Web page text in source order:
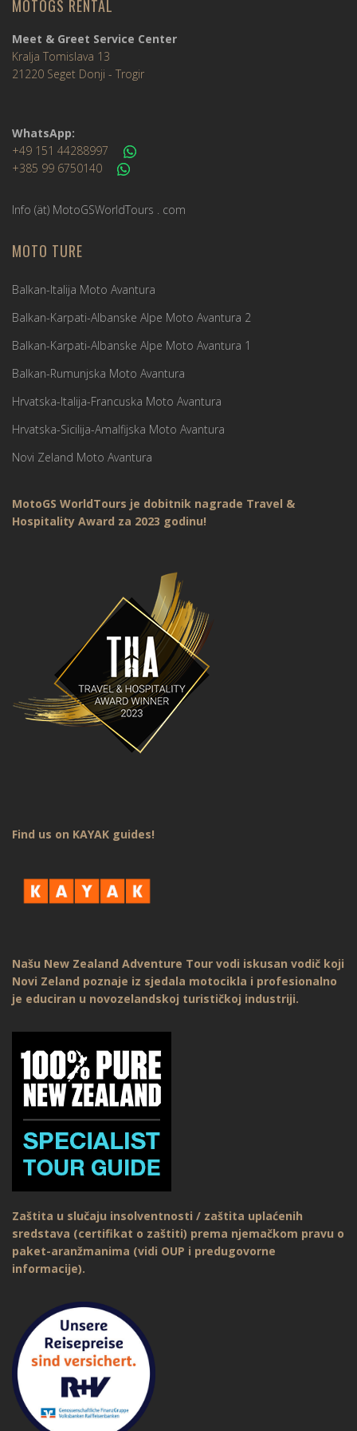
MOTOGS RENTAL
Meet & Greet Service Center
Kralja Tomislava 13
21220 Seget Donji - Trogir
WhatsApp:
+49 151 44288997
+385 99 6750140
Info (ät) MotoGSWorldTours . com
MOTO TURE
Balkan-Italija Moto Avantura
Balkan-Karpati-Albanske Alpe Moto Avantura 2
Balkan-Karpati-Albanske Alpe Moto Avantura 1
Balkan-Rumunjska Moto Avantura
Hrvatska-Italija-Francuska Moto Avantura
Hrvatska-Sicilija-Amalfijska Moto Avantura
Novi Zeland Moto Avantura
MotoGS WorldTours je dobitnik nagrade Travel &
Hospitality Award za 2023 godinu!
Find us on KAYAK guides!
Našu New Zealand Adventure Tour vodi iskusan vodič koji
Novi Zeland poznaje iz sjedala motocikla i profesionalno
je educiran u novozelandskoj turističkoj industriji.
Zaštita u slučaju insolventnosti / zaštita uplaćenih
sredstava (certifikat o zaštiti) prema njemačkom pravu o
paket-aranžmanima (vidi OUP i predugovorne
informacije).